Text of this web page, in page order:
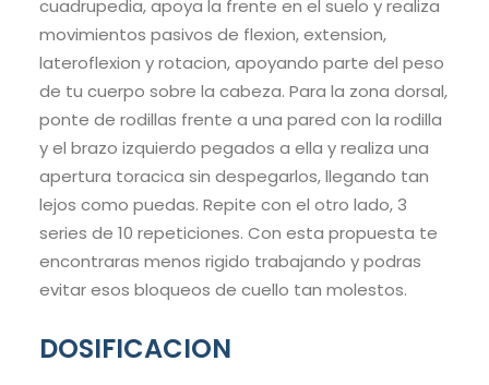
cuadrupedia, apoya la frente en el suelo y realiza
movimientos pasivos de flexion, extension,
lateroflexion y rotacion, apoyando parte del peso
de tu cuerpo sobre la cabeza. Para la zona dorsal,
ponte de rodillas frente a una pared con la rodilla
y el brazo izquierdo pegados a ella y realiza una
apertura toracica sin despegarlos, llegando tan
lejos como puedas. Repite con el otro lado, 3
series de 10 repeticiones. Con esta propuesta te
encontraras menos rigido trabajando y podras
evitar esos bloqueos de cuello tan molestos.
DOSIFICACION